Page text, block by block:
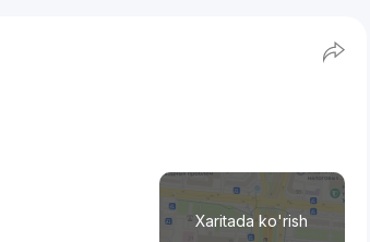
Xaritada ko'rish